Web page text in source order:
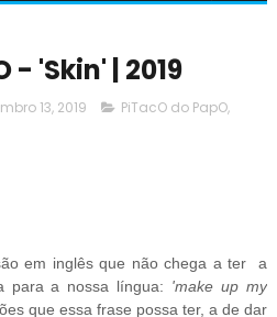
- 'Skin' | 2019
13, 2019 PiTacO do PapO,
em inglês que não chega a ter a
para a nossa língua: 'make up my
que essa frase possa ter, a de dar